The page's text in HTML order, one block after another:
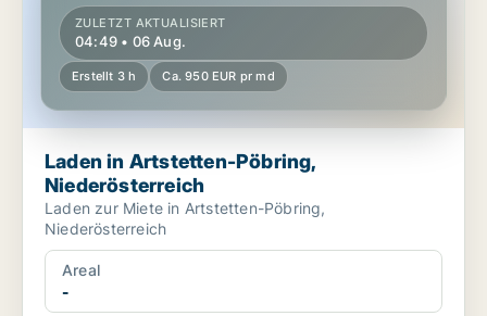
ZULETZT AKTUALISIERT
04:49 • 06 Aug.
Erstellt 3 h Ca. 950 EUR pr md
Laden in Artstetten-Pöbring,
Niederösterreich
Laden zur Miete in Artstetten-Pöbring,
Niederösterreich
Areal
-